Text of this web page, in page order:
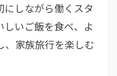
にしながら働くスタ
しいご飯を食べ、よ
、家族旅行を楽しむ